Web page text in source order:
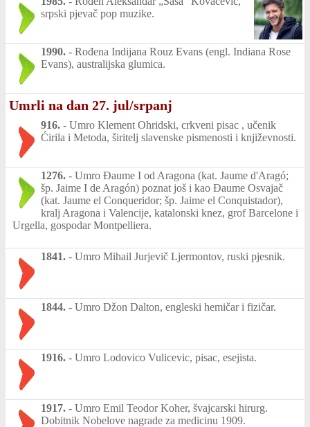
srpski pjevač pop muzike.
1990. - Rođena Indijana Rouz Evans (engl. Indiana Rose
Evans), australijska glumica.
Umrli na dan 27. jul/srpanj
916. - Umro Klement Ohridski, crkveni pisac , učenik
Ćirila i Metoda, širitelj slavenske pismenosti i književnosti.
1276. - Umro Đaume I od Aragona (kat. Jaume d'Aragó;
šp. Jaime I de Aragón) poznat još i kao Đaume Osvajač
(kat. Jaume el Conqueridor; šp. Jaime el Conquistador),
kralj Aragona i Valencije, katalonski knez, grof Barcelone i
Urgella, gospodar Montpelliera.
1841. - Umro Mihail Jurjevič Ljermontov, ruski pjesnik.
1844. - Umro Džon Dalton, engleski hemičar i fizičar.
1916. - Umro Lodovico Vulicevic, pisac, esejista.
1917. - Umro Emil Teodor Koher, švajcarski hirurg.
Dobitnik Nobelove nagrade za medicinu 1909.